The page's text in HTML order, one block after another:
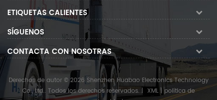
ETIQUETAS CALIENTES
SÍGUENOS
CONTACTA CON NOSOTRAS
Derechos de autor © 2026 Shenzhen Huabao Electronics Technology
Co., Ltd.. Todos los derechos reservados. | XML | política de